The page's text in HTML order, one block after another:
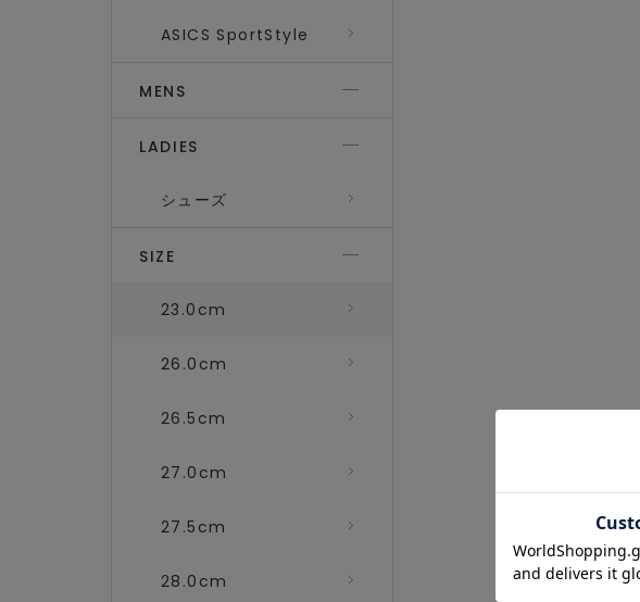
ASICS SportStyle
MENS
LADIES
シューズ
SIZE
23.0cm
26.0cm
26.5cm
27.0cm
27.5cm
28.0cm